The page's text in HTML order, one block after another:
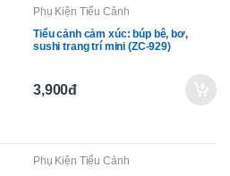
Phụ Kiện Tiểu Cảnh
Tiểu cảnh cảm xúc: búp bê, bơ,
sushi trang trí mini (ZC-929)
3,900đ
Phụ Kiện Tiểu Cảnh